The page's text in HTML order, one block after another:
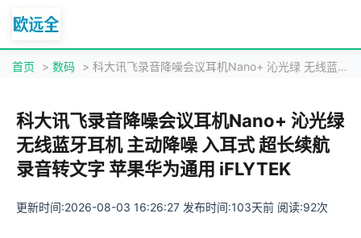
首页 > 数码 > 科大讯飞录音降噪会议耳机Nano+ 沁光绿 无线蓝牙耳机 主动降噪 入耳式 超长续航 录音转文字 苹果华为通用 iFLYTEK
科大讯飞录音降噪会议耳机Nano+ 沁光绿
无线蓝牙耳机 主动降噪 入耳式 超长续航
录音转文字 苹果华为通用 iFLYTEK
更新时间:2026-08-03 16:26:27 发布时间:103天前 阅读:92次